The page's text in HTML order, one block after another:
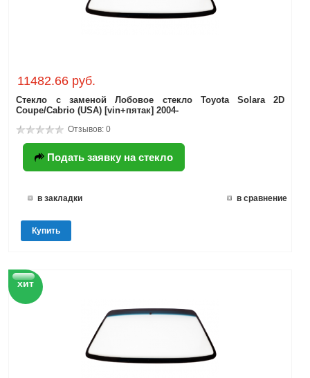
11482.66 руб.
Стекло с заменой Лобовое стекло Toyota Solara 2D
Coupe/Cabrio (USA) [vin+пятак] 2004-
Отзывов: 0
Подать заявку на стекло
в закладки в сравнение
Купить
хит